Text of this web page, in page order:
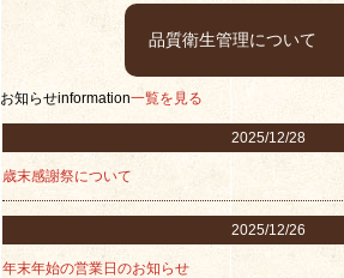
品質衛生管理について
お知らせinformation一覧を見る
2025/12/28
歳末感謝祭について
2025/12/26
年末年始の営業日のお知らせ